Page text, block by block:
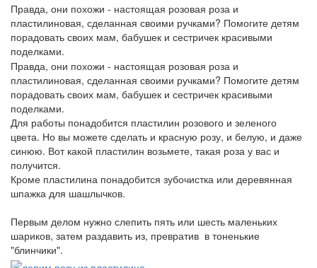
Правда, они похожи - настоящая розовая роза и
пластилиновая, сделанная своими ручками? Помогите детям
порадовать своих мам, бабушек и сестричек красивыми
поделками.
Правда, они похожи - настоящая розовая роза и
пластилиновая, сделанная своими ручками? Помогите детям
порадовать своих мам, бабушек и сестричек красивыми
поделками.
Для работы понадобится пластилин розового и зеленого
цвета. Но вы можете сделать и красную розу, и белую, и даже
синюю. Вот какой пластилин возьмете, такая роза у вас и
получится.
Кроме пластилина понадобится зубочистка или деревянная
шпажка для шашлычков.
Первым делом нужно слепить пять или шесть маленьких
шариков, затем раздавить из, превратив в тоненькие
"блинчики".